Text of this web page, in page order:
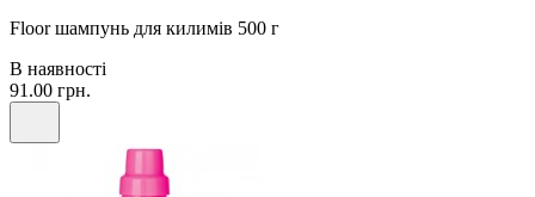
Floor шампунь для килимів 500 г
В наявності
91.00 грн.